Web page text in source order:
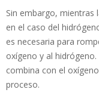
Sin embargo, mientras
en el caso del
es necesaria para
oxígeno y al
combina con el
proceso.